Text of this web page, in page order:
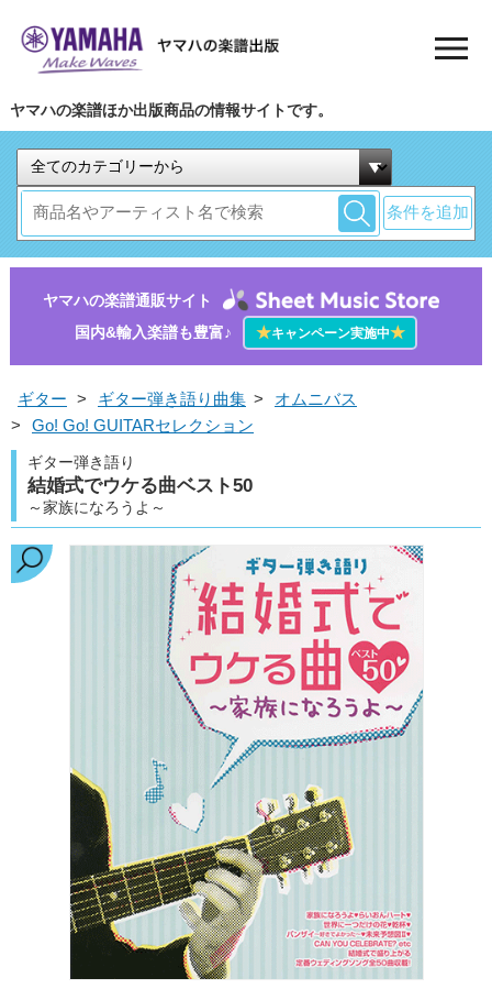
ヤマハの楽譜ほか出版商品の情報サイトです。
条件を追加
ヤマハの楽譜通販サイト
国内&輸入楽譜も豊富♪
★キャンペーン実施中★
ギター > ギター弾き語り曲集 >
オムニバス
>
Go! Go! GUITARセレクション
ギター弾き語り
結婚式でウケる曲ベスト50
～家族になろうよ～